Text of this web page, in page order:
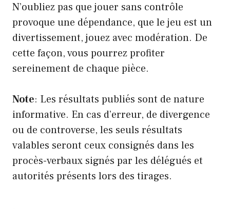
N’oubliez pas que jouer sans contrôle
provoque une dépendance, que le jeu est un
divertissement, jouez avec modération. De
cette façon, vous pourrez profiter
sereinement de chaque pièce.
Note: Les résultats publiés sont de nature
informative. En cas d’erreur, de divergence
ou de controverse, les seuls résultats
valables seront ceux consignés dans les
procès-verbaux signés par les délégués et
autorités présents lors des tirages.